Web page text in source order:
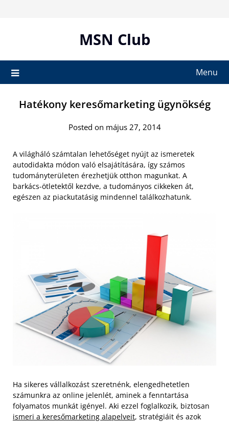
MSN Club
Menu
Hatékony keresőmarketing ügynökség
Posted on május 27, 2014
A világháló számtalan lehetőséget nyújt az ismeretek
autodidakta módon való elsajátítására, így számos
tudományterületen érezhetjük otthon magunkat. A
barkács-ötletektől kezdve, a tudományos cikkeken át,
egészen az piackutatásig mindennel találkozhatunk.
Ha sikeres vállalkozást szeretnénk, elengedhetetlen
számunkra az online jelenlét, aminek a fenntartása
folyamatos munkát igényel. Aki ezzel foglalkozik, biztosan
ismeri a keresőmarketing alapelveit, stratégiáit és azok